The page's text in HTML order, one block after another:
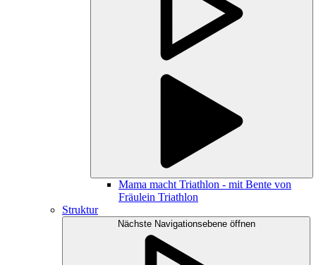
Mama macht Triathlon - mit Bente von
Fräulein Triathlon
Struktur
Nächste Navigationsebene öffnen